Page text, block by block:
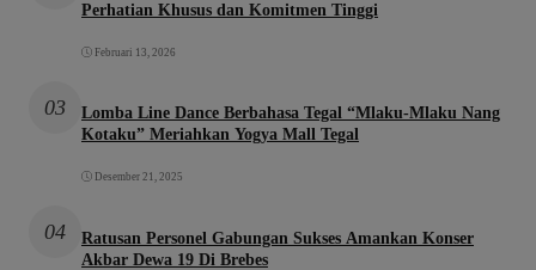
Perhatian Khusus dan Komitmen Tinggi
Februari 13, 2026
03
Lomba Line Dance Berbahasa Tegal “Mlaku-Mlaku Nang
Kotaku” Meriahkan Yogya Mall Tegal
Desember 21, 2025
04
Ratusan Personel Gabungan Sukses Amankan Konser
Akbar Dewa 19 Di Brebes